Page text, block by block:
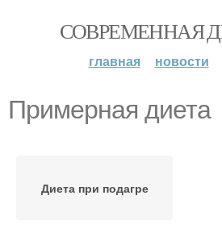
СОВРЕМЕННАЯ
главная новости
Примерная диета
Диета при подагре